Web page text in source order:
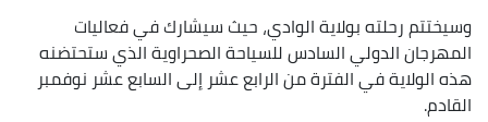
وسيختتم رحلته بولاية الوادي، حيث سيشارك في فعاليات
المهرجان الدولي السادس للسياحة الصحراوية الذي ستحتضنه
هذه الولاية في الفترة من الرابع عشر إلى السابع عشر نوفمبر
القادم.